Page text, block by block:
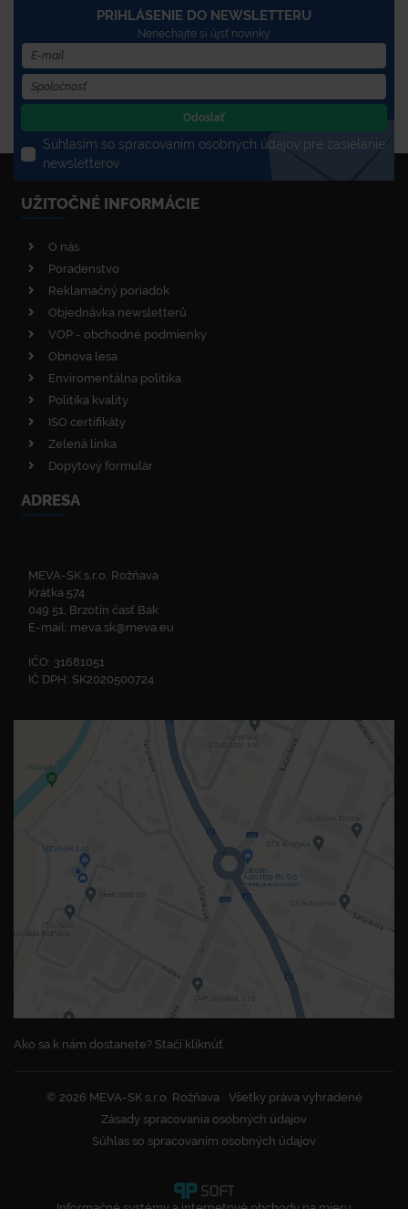
PRIHLÁSENIE DO NEWSLETTERU
Nenechajte si újsť novinky
Odoslať
Súhlasím so spracovaním osobných údajov pre zasielanie
newsletterov
UŽITOČNÉ INFORMÁCIE
O nás
Poradenstvo
Reklamačný poriadok
Objednávka newsletterů
VOP - obchodné podmienky
Obnova lesa
Enviromentálna politika
Politika kvality
ISO certifikáty
Zelená linka
Dopytový formulár
ADRESA
MEVA-SK s.r.o. Rožňava
Krátka 574
049 51, Brzotín časť Bak
E-mail: meva.sk@meva.eu
IČO: 31681051
IČ DPH: SK2020500724
Ako sa k nám dostanete? Stačí kliknúť.
© 2026 MEVA-SK s.r.o. Rožňava
Všetky práva vyhradené
Zásady spracovania osobných údajov
Súhlas so spracovaním osobných údajov